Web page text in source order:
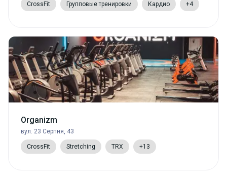
CrossFit Групповые тренировки Кардио +4
Organizm
вул. 23 Серпня, 43
CrossFit Stretching TRX +13